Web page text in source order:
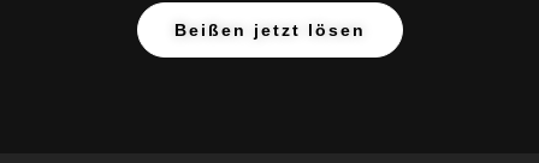
Beißen jetzt lösen